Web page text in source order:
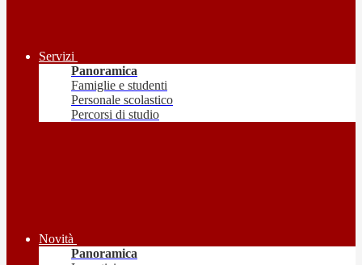
Servizi
Panoramica
Famiglie e studenti
Personale scolastico
Percorsi di studio
Novità
Panoramica